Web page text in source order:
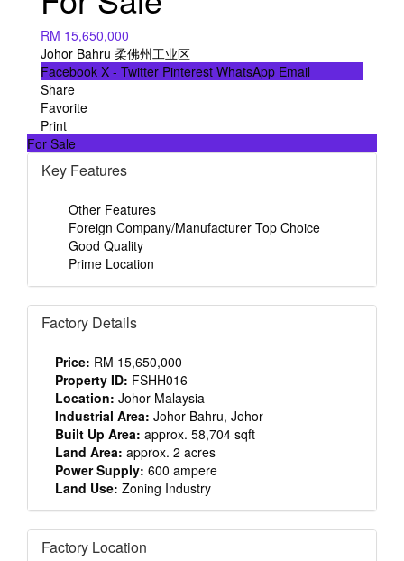
RM 15,650,000
Johor Bahru 柔佛州工业区
Facebook X - Twitter Pinterest WhatsApp Email
Share
Favorite
Print
For Sale
Key Features
Other Features
Foreign Company/Manufacturer Top Choice
Good Quality
Prime Location
Factory Details
Price: RM 15,650,000
Property ID: FSHH016
Location: Johor Malaysia
Industrial Area: Johor Bahru, Johor
Built Up Area: approx. 58,704 sqft
Land Area: approx. 2 acres
Power Supply: 600 ampere
Land Use: Zoning Industry
Factory Location